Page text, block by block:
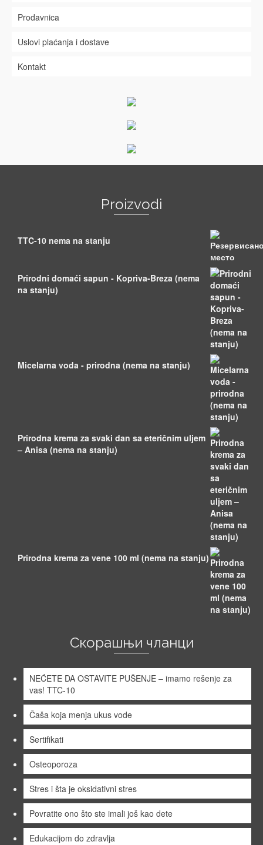
Prodavnica
Uslovi plaćanja i dostave
Kontakt
Proizvodi
TTC-10 nema na stanju
Prirodni domaći sapun - Kopriva-Breza (nema
na stanju)
Micelarna voda - prirodna (nema na stanju)
Prirodna krema za svaki dan sa eteričnim uljem
– Anisa (nema na stanju)
Prirodna krema za vene 100 ml (nema na stanju)
Скорашњи чланци
NEĆETE DA OSTAVITE PUŠENJE – imamo rešenje za
vas! TTC-10
Čaša koja menja ukus vode
Sertifikati
Osteoporoza
Stres i šta je oksidativni stres
Povratite ono što ste imali još kao dete
Edukacijom do zdravlja